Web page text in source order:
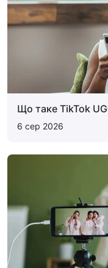
Що таке TikTok
6 сер 2026